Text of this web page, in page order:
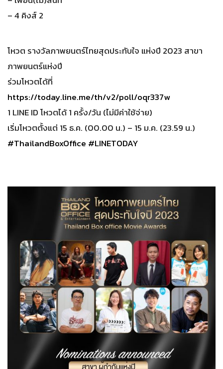
– 4 คิงส์ 2
โหวต รางวัลภาพยนตร์ไทยสุดประทับใจ แห่งปี 2023 สาขา
ภาพยนตร์แห่งปี
ร่วมโหวตได้ที่
https://today.line.me/th/v2/poll/oqr337w
1 LINE ID โหวตได้ 1 ครั้ง/วัน (ไม่มีค่าใช้จ่าย)
เริ่มโหวตตั้งแต่ 15 ธ.ค. (00.00 น.) – 15 ม.ค. (23.59 น.)
#ThailandBoxOffice #LINETODAY